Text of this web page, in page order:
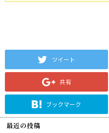
ツイート
共有
ブックマーク
最近の投稿